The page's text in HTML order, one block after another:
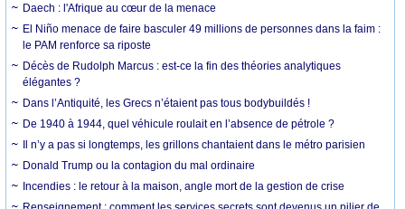
Daech : l'Afrique au cœur de la menace
El Niño menace de faire basculer 49 millions de personnes dans la faim :
le PAM renforce sa riposte
Décès de Rudolph Marcus : est-ce la fin des théories analytiques
élégantes ?
Dans l’Antiquité, les Grecs n’étaient pas tous bodybuildés !
De 1940 à 1944, quel véhicule roulait en l’absence de pétrole ?
Il n’y a pas si longtemps, les grillons chantaient dans le métro parisien
Donald Trump ou la contagion du mal ordinaire
Incendies : le retour à la maison, angle mort de la gestion de crise